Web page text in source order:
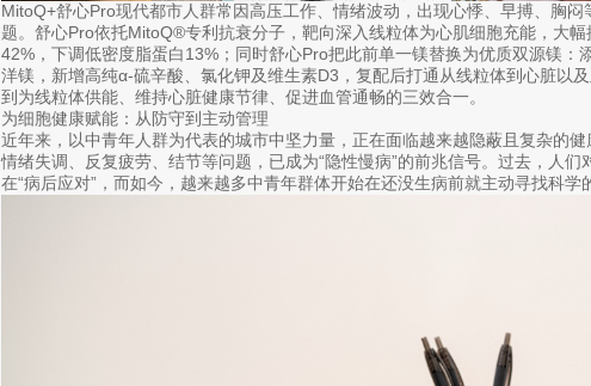
MitoQ+舒心Pro现代都市人群常因高压工作、情绪波动，出现心悸、早搏、胸闷
题。舒心Pro依托MitoQ®专利抗衰分子，靶向深入线粒体为心肌细胞充能，大幅
42%，下调低密度脂蛋白13%；同时舒心Pro把此前单一镁替换为优质双源镁：
洋镁，新增高纯α-硫辛酸、氯化钾及维生素D3，复配后打通从线粒体到心脏以
到为线粒体供能、维持心脏健康节律、促进血管通畅的三效合一。
为细胞健康赋能：从防守到主动管理
近年来，以中青年人群为代表的城市中坚力量，正在面临越来越隐蔽且复杂的
情绪失调、反复疲劳、结节等问题，已成为“隐性慢病”的前兆信号。过去，人们
在“病后应对”，而如今，越来越多中青年群体开始在还没生病前就主动寻找科学